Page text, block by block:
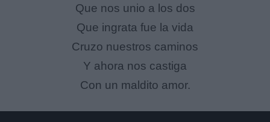
Que nos unio a los dos
Que ingrata fue la vida
Cruzo nuestros caminos
Y ahora nos castiga
Con un maldito amor.